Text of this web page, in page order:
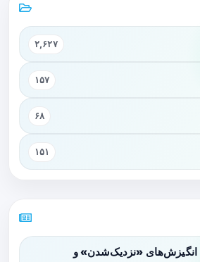
۲,۶۲۷
۱۵۷
۶۸
۱۵۱
انگیزش‌های «نزدیک‌شدن» و